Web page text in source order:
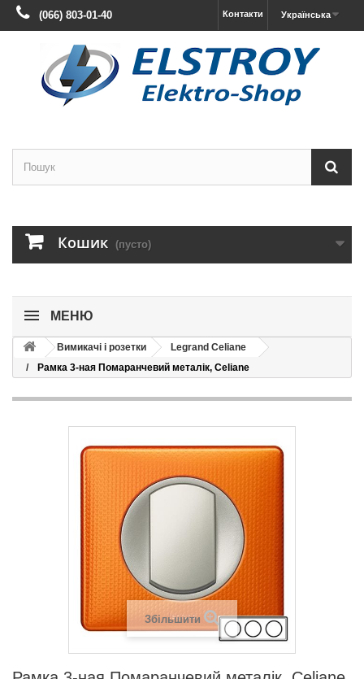
Українська
Контакти
(066) 803-01-40
Кошик (пусто)
МЕНЮ
Вимикачі і розетки
Legrand Celiane
Рамка 3-ная Помаранчевий металік, Celiane
Збільшити